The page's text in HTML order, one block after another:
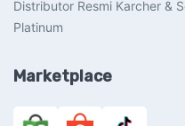
Distributor Resmi Karcher &
Platinum
Marketplace